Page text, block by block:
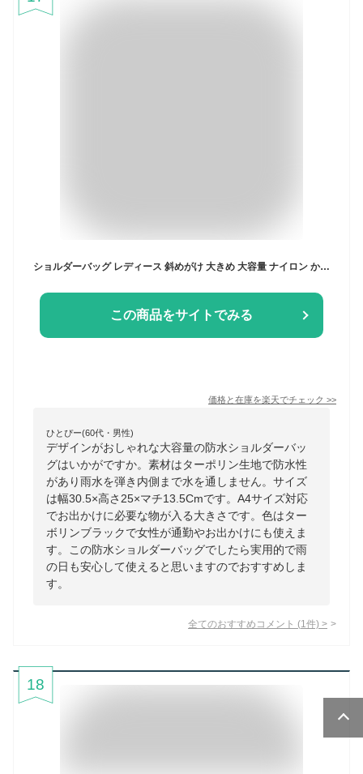
ショルダーバッグ レディース 斜めがけ 大きめ 大容量 ナイロン かわいい a4 撥水 防水 軽量 ブランド おしゃれ 高校生 メッセンジャーバッグ 通勤 通学 カジュアル シンプル ロゴ スポーティー ポケット たくさん 小分け 収納 ユニセックス
この商品をサイトでみる
価格と在庫を楽天でチェック >>
ひとぴー(60代・男性)
デザインがおしゃれな大容量の防水ショルダーバッ
グはいかがですか。素材はターポリン生地で防水性
があり雨水を弾き内側まで水を通しません。サイズ
は幅30.5×高さ25×マチ13.5Cmです。A4サイズ対応
でお出かけに必要な物が入る大きさです。色はター
ボリンブラックで女性が通勤やお出かけにも使えま
す。この防水ショルダーバッグでしたら実用的で雨
の日も安心して使えると思いますのでおすすめしま
す。
全てのおすすめコメント (1 件) >
18